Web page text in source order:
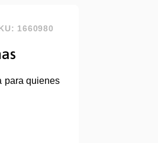
1660980
para quienes